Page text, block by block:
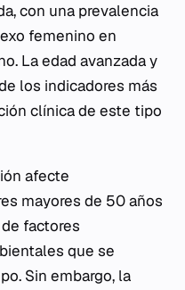
con una prevalencia
femenino en
La edad avanzada y
los indicadores más
clínica de este tipo
afecte
mayores de 50 años
factores
que se
Sin embargo, la